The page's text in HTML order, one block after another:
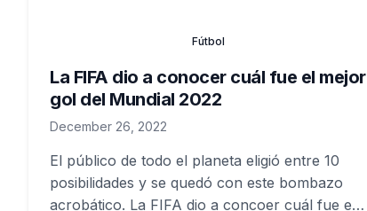
Fútbol
La FIFA dio a conocer cuál fue el mejor
gol del Mundial 2022
December 26, 2022
El público de todo el planeta eligió entre 10
posibilidades y se quedó con este bombazo
acrobático. La FIFA dio a concoer cuál fue el